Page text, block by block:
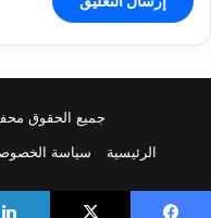
جميع الحقوق محفوظة
الرئيسية
سياسة